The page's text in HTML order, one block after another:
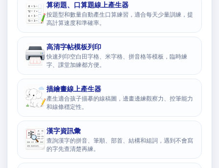
算術題、口算題線上產生器
按題型和數量自動產生口算練習，適合每天少量訓練，提
高計算速度和準確率。
高清字帖模板列印
快速列印空白田字格、米字格、拼音格等模板，臨時練
字、課堂加練都方便。
描繪畫線上產生器
產生適合孩子描摹的線稿圖，邊畫邊練觀察力、控筆能力
和線條穩定性。
漢字資訊彙
查詢漢字的拼音、筆順、部首、結構和組詞，遇到不會寫
的字先查清楚再練。